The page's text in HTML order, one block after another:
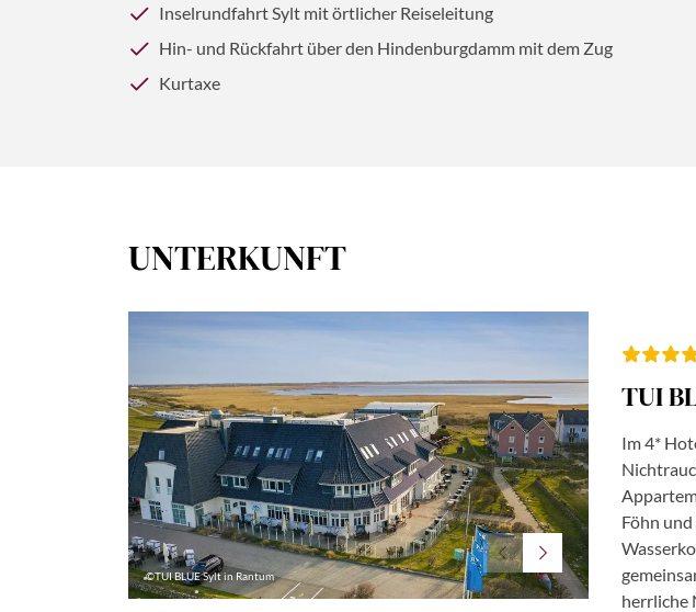
Inselrundfahrt Sylt mit örtlicher Reiseleitung
Hin- und Rückfahrt über den Hindenburgdamm mit dem Zug
Kurtaxe
UNTERKUNFT
©TUI BLUE Sylt in Rantum ©TUI BLUE Sylt
TUI
Im 4*
Föhn
herrliche